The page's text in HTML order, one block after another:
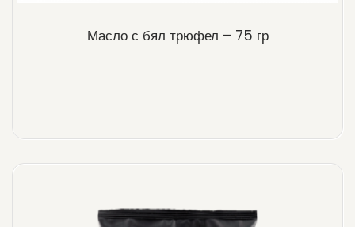
Масло с бял трюфел – 75 гр